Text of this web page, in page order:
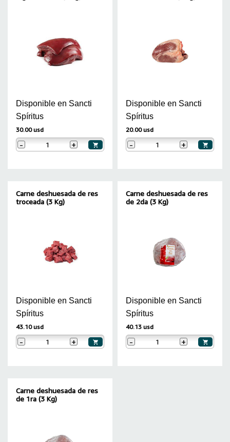
Disponible en Sancti
Spíritus
30.00 usd
- +
Disponible en Sancti
Spíritus
20.00 usd
- +
Carne deshuesada de res
troceada (3 Kg)
Disponible en Sancti
Spíritus
43.10 usd
- +
Carne deshuesada de res
de 2da (3 Kg)
Disponible en Sancti
Spíritus
40.13 usd
- +
Carne deshuesada de res
de 1ra (3 Kg)